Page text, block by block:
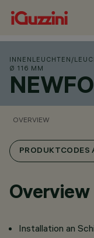
INNENLEUCHTEN /
Ø 116 MM
OVERVIEW
PRODUKTCODES
Overview
Installation an